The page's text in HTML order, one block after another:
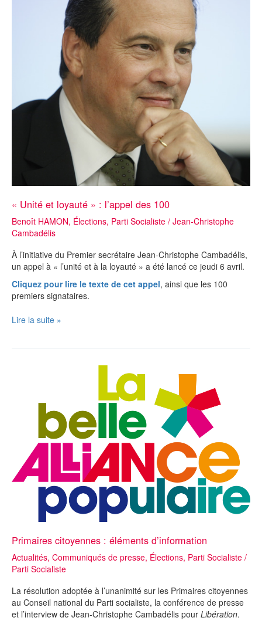
« Unité et loyauté » : l’appel des 100
Benoît HAMON, Élections, Parti Socialiste / Jean-Christophe
Cambadélis
À l’initiative du Premier secrétaire Jean-Christophe Cambadélis,
un appel à « l’unité et à la loyauté » a été lancé ce jeudi 6 avril.
Cliquez pour lire le texte de cet appel, ainsi que les 100
premiers signataires.
«Lire la suite »
Primaires citoyennes : éléments d’information
Actualités, Communiqués de presse, Élections, Parti Socialiste /
Parti Socialiste
La résolution adoptée à l’unanimité sur les Primaires citoyennes
au Conseil national du Parti socialiste, la conférence de presse
et l’interview de Jean-Christophe Cambadélis pour Libération.